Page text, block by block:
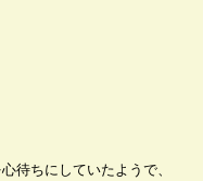
待ちにしていたようで、